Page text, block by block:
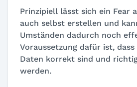
Prinzipiell lässt sich ein Fear
auch selbst erstellen und
Umständen dadurch noch
Voraussetzung dafür ist,
Daten korrekt sind und
werden.